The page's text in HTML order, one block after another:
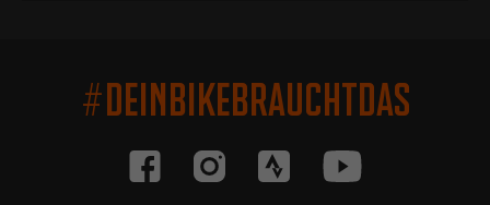
#DEINBIKEBRAUCHTDAS